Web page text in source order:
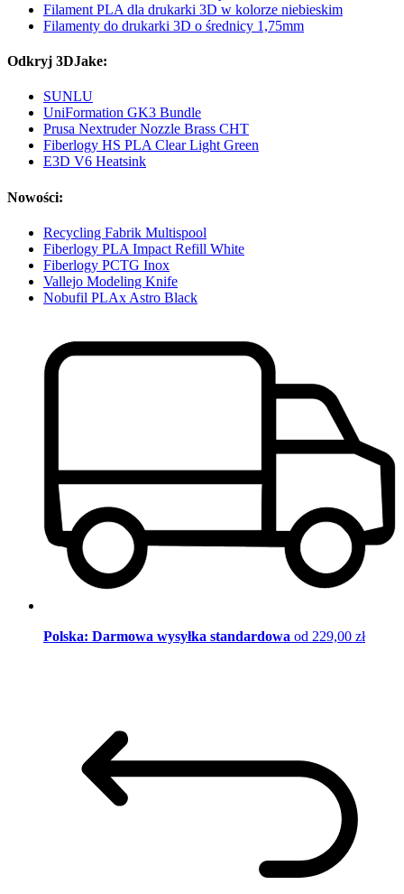
Filament PLA dla drukarki 3D w kolorze niebieskim
Filamenty do drukarki 3D o średnicy 1,75mm
Odkryj 3DJake:
SUNLU
UniFormation GK3 Bundle
Prusa Nextruder Nozzle Brass CHT
Fiberlogy HS PLA Clear Light Green
E3D V6 Heatsink
Nowości:
Recycling Fabrik Multispool
Fiberlogy PLA Impact Refill White
Fiberlogy PCTG Inox
Vallejo Modeling Knife
Nobufil PLAx Astro Black
Polska: Darmowa wysyłka standardowa od 229,00 zł